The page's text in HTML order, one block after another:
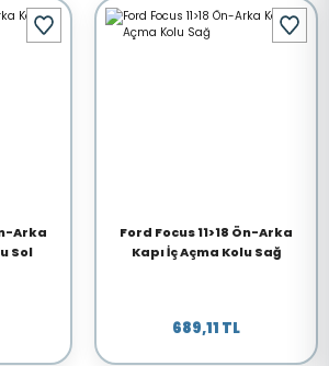
Arka
Sol
Ford Focus 11>18 Ön-Arka
Kapı İç Açma Kolu Sağ
689,11 TL